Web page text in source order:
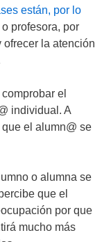
están, por lo
profesora, por
ofrecer la atención
el
individual. A
el alumn@ se
o alumna se
que el
por que
mucho más